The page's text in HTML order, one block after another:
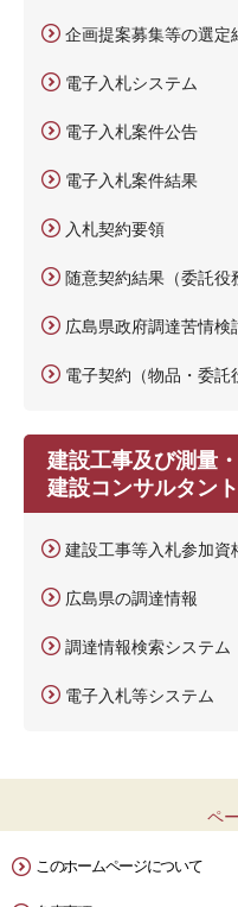
企画提案募集等の選定
電子入札システム
電子入札案件公告
電子入札案件結果
入札契約要領
随意契約結果（委託役
広島県政府調達苦情検
電子契約（物品・委託
建設工事及び測量・
建設コンサルタン
建設工事等入札参加資
広島県の調達情報
調達情報検索システム
電子入札等システム
ペ
このホームページについて